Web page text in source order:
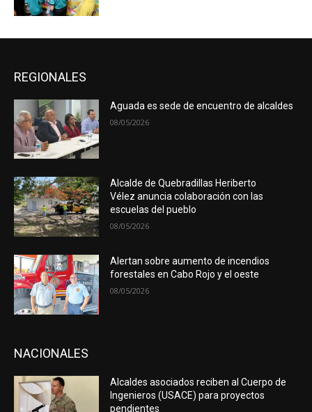
REGIONALES
Aguada es sede de encuentro de alcaldes
08/05/2026
Alcalde de Quebradillas Heriberto
Vélez anuncia colaboración con las
escuelas del pueblo
08/05/2026
Alertan sobre aumento de incendios
forestales en Cabo Rojo y el oeste
08/05/2026
NACIONALES
Alcaldes asociados reciben al Cuerpo de
Ingenieros (USACE) para proyectos
pendientes